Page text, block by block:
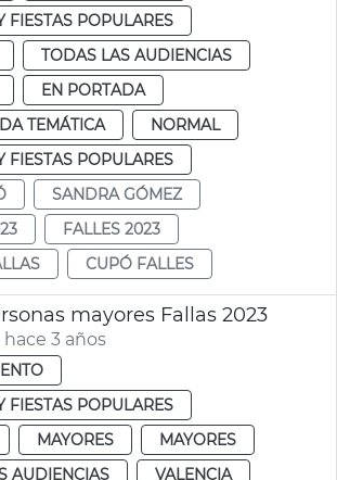
FIESTAS POPULARES
TODAS LAS AUDIENCIAS
EN PORTADA
TEMÁTICA
NORMAL
FIESTAS POPULARES
SANDRA GÓMEZ
FALLES 2023
CUPÓ FALLES
mayores Fallas 2023
3 años
FIESTAS POPULARES
MAYORES
MAYORES
AUDIENCIAS
VALENCIA